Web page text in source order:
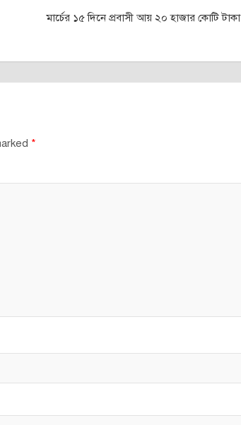
মার্চের ১৫ দিনে প্রবাসী আয় ২০ হাজার কোটি টাকা
*